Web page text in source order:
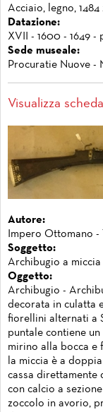
Acciaio, legno, 1484
Datazione:
XVII - 1600 - 1649 -
Sede museale:
Procuratie Nuove -
Visualizza scheda
Autore:
Impero Ottomano -
Soggetto:
Archibugio a miccia
Oggetto:
Archibugio -
decorata in culatta
fiorellini alternati a
puntale contiene
mirino alla bocca e
la miccia è a
cassa direttamente
con calcio a
zoccolo in avorio,